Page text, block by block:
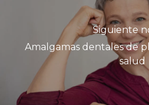
Siguiente
Amalgamas dentales de
salud